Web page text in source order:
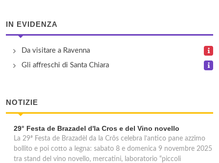
IN EVIDENZA
Da visitare a Ravenna
Gli affreschi di Santa Chiara
NOTIZIE
29° Festa de Brazadel d'la Cros e del Vino novello
La 29ª Festa de Brazadèl da la Crôs celebra l’antico pane azzimo
bollito e poi cotto a legna: sabato 8 e domenica 9 novembre 2025
tra stand del vino novello, mercatini, laboratorio “piccoli